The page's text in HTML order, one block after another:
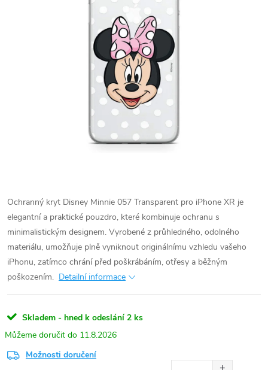
Ochranný kryt Disney Minnie 057 Transparent pro iPhone XR je
elegantní a praktické pouzdro, které kombinuje ochranu s
minimalistickým designem. Vyrobené z průhledného, odolného
materiálu, umožňuje plně vyniknout originálnímu vzhledu vašeho
iPhonu, zatímco chrání před poškrábáním, otřesy a běžným
poškozením. Detailní informace
Skladem - hned k odeslání 2 ks
11.8.2026
Možnosti doručení